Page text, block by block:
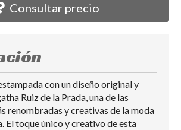
Consultar precio
con un diseño original y
Ruiz de la Prada, una de las
renombradas y creativas de la moda
El toque único y creativo de esta